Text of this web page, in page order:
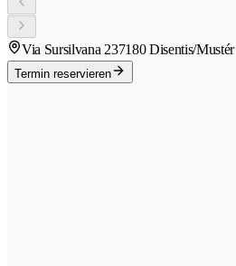
Via Sursilvana 237180 Disentis/Mustér
Termin reservieren